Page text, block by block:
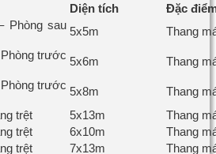
Diện tích
Đặc
Phòng sau 5x5m
Thang
trước 5x6m
Thang
trước 5x8m
Thang
trệt
5x13m
Thang
trệt
6x10m
Thang
trệt
7x13m
Thang